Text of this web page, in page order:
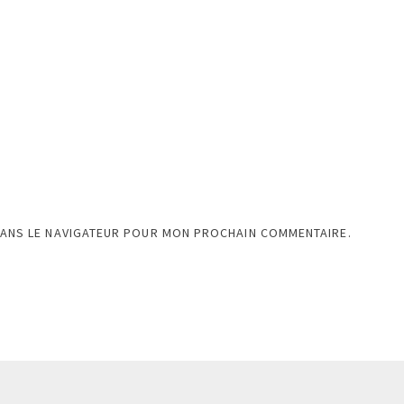
LE NAVIGATEUR POUR MON PROCHAIN COMMENTAIRE.